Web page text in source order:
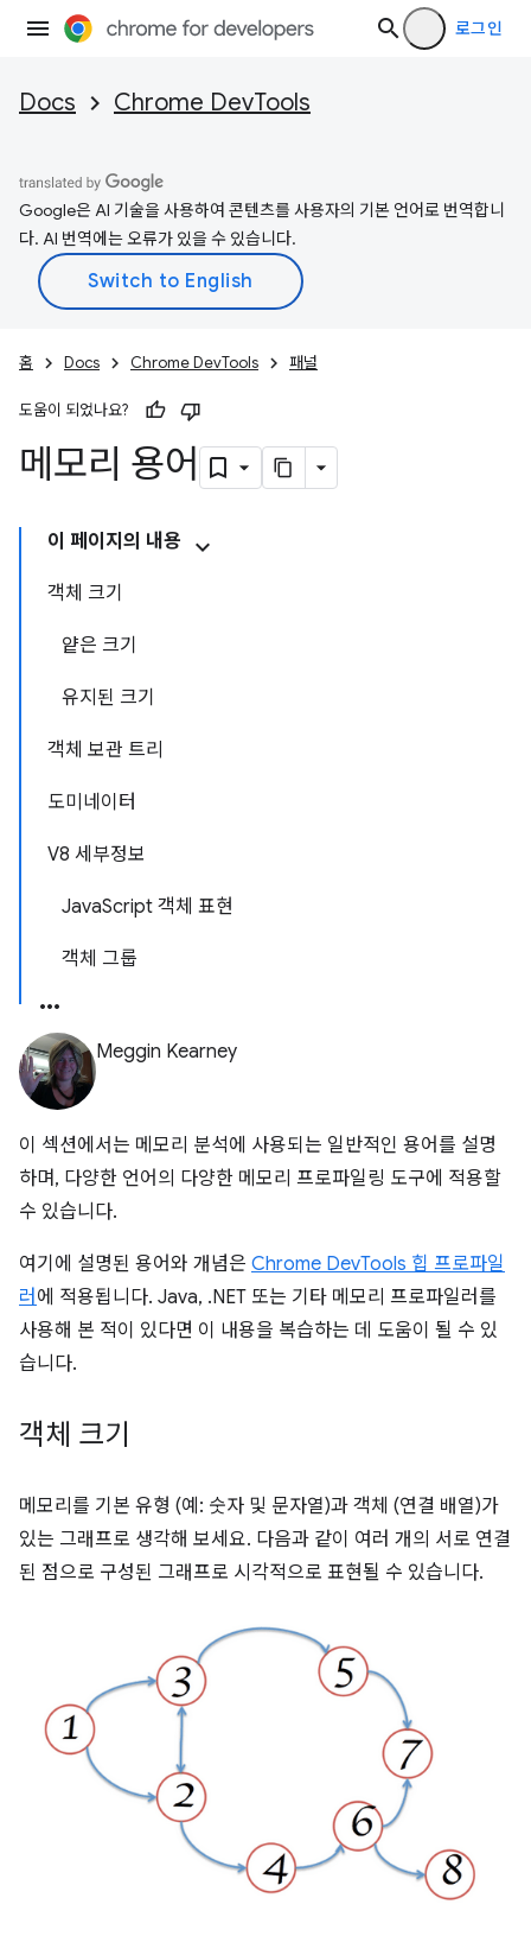
로그인
Docs Chrome DevTools
Google은 AI 기술을 사용하여 콘텐츠를 사용자의 기본 언어로 번역합니
다. AI 번역에는 오류가 있을 수 있습니다.
홈 Docs Chrome DevTools 패널
도움이 되었나요?
메모리 용어
이 페이지의 내용
객체 크기
얕은 크기
유지된 크기
객체 보관 트리
도미네이터
V8 세부정보
JavaScript 객체 표현
객체 그룹
Meggin Kearney
이 섹션에서는 메모리 분석에 사용되는 일반적인 용어를 설명
하며, 다양한 언어의 다양한 메모리 프로파일링 도구에 적용할
수 있습니다.
여기에 설명된 용어와 개념은 Chrome DevTools 힙 프로파일
러 에 적용됩니다. Java, .NET 또는 기타 메모리 프로파일러를
사용해 본 적이 있다면 이 내용을 복습하는 데 도움이 될 수 있
습니다.
객체 크기
메모리를 기본 유형 (예: 숫자 및 문자열)과 객체 (연결 배열)가
있는 그래프로 생각해 보세요. 다음과 같이 여러 개의 서로 연결
된 점으로 구성된 그래프로 시각적으로 표현될 수 있습니다.